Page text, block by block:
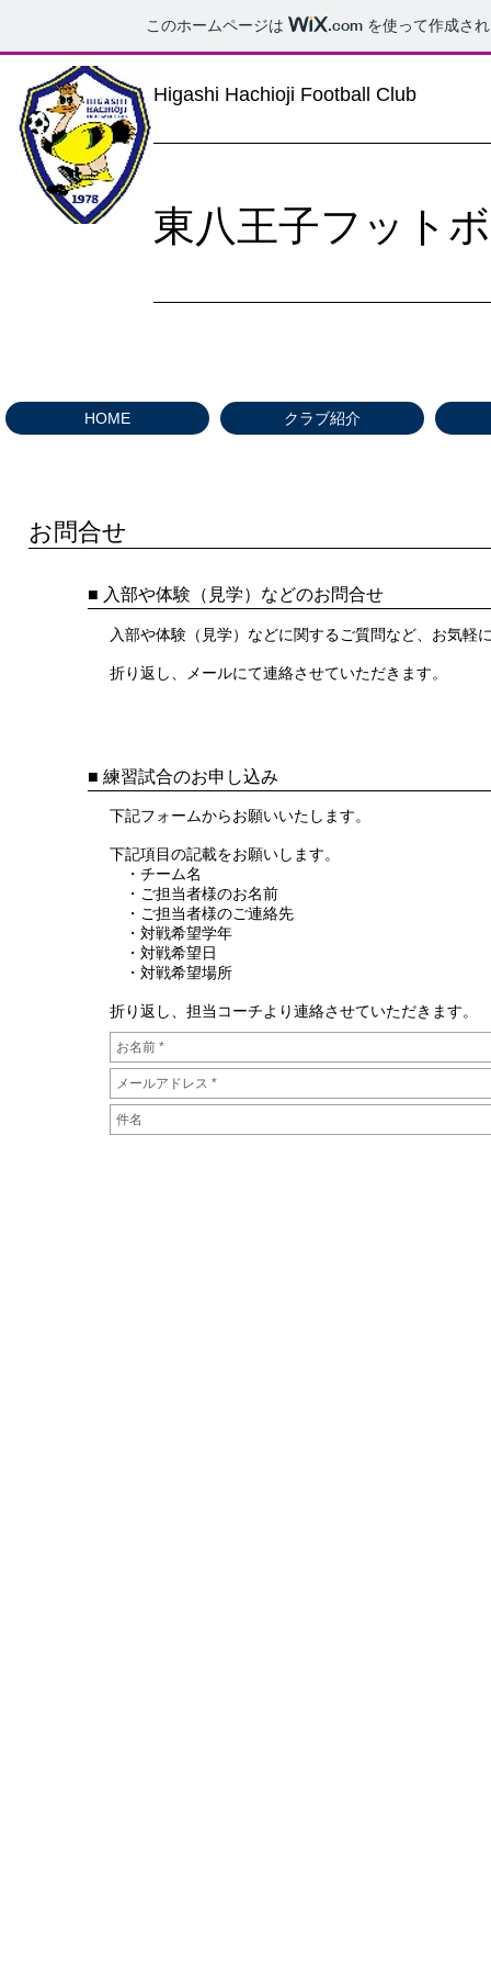
このホームページは .com を使って作成さ
Higashi Hachioji Football Club
東八王子フット
HOME クラブ紹介
お問合せ
■ 入部や体験（見学）などのお問合せ
入部や体験（見学）などに関するご質問など、お気軽
折り返し、メールにて連絡させていただきます。
■ 練習試合のお申し込み
下記フォームからお願いいたします。
下記項目の記載をお願いします。
・チーム名
・ご担当者様のお名前
・ご担当者様のご連絡先
・対戦希望学年
・対戦希望日
・対戦希望場所
折り返し、担当コーチより連絡させていただきます。